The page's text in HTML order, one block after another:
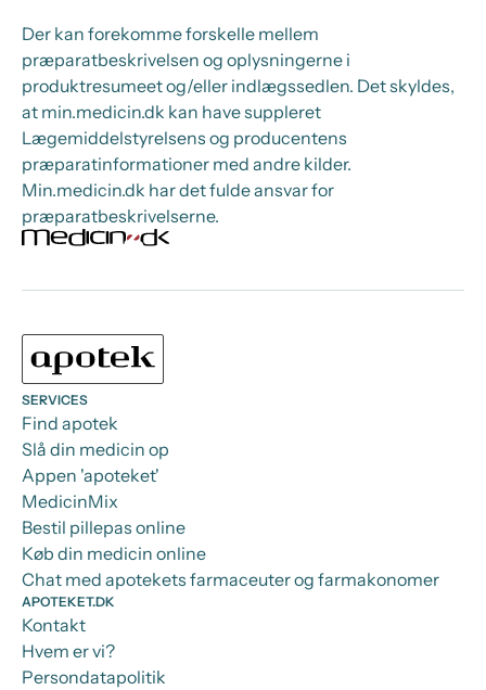
Der kan forekomme forskelle mellem
præparatbeskrivelsen og oplysningerne i
produktresumeet og/eller indlægssedlen. Det skyldes,
at min.medicin.dk kan have suppleret
Lægemiddelstyrelsens og producentens
præparatinformationer med andre kilder.
Min.medicin.dk har det fulde ansvar for
præparatbeskrivelserne.
SERVICES
Find apotek
Slå din medicin op
Appen 'apoteket'
MedicinMix
Bestil pillepas online
Køb din medicin online
Chat med apotekets farmaceuter og farmakonomer
APOTEKET.DK
Kontakt
Hvem er vi?
Persondatapolitik